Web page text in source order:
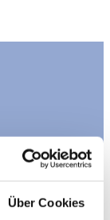
Über Cookies
Versuche des